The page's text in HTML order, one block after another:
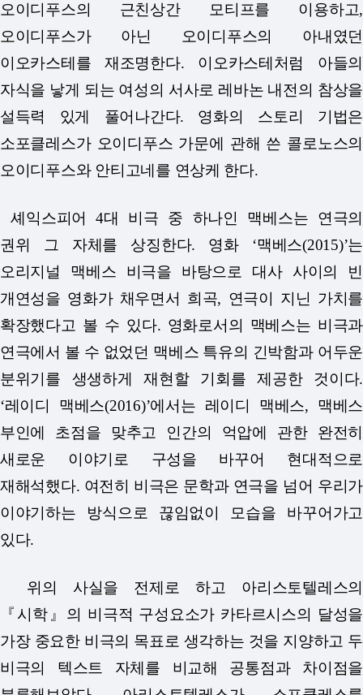
오이디푸스의 근친상간 모티프를 이용하고,
오이디푸스가 아닌 오이디푸스의 아내였던
이오카스테를 재조명한다. 이오카스테처럼 아들의
자식을 낳게 되는 여성의 서사로 레바논 내전의 참상을
설득력 있게 풀어나간다. 영화의 스토리 기법은
소포클레스가 오이디푸스 가문에 관해 쓴 콜로노스의
오이디푸스와 안티고네를 연상케 한다.
셰익스피어 4대 비극 중 하나인 맥베스는 연극의
권위 그 자체를 상징한다. 영화 ‘맥베스(2015)’는
오리지널 맥베스 비극을 바탕으로 대사 사이의 빈
개연성을 영화가 채우면서 희곡, 연극이 지닌 가치를
확장했다고 볼 수 있다. 영화로서의 맥베스는 비극과
연극에서 볼 수 없었던 맥베스 특유의 긴박함과 어두운
분위기를 생생하게 재현할 기회를 제공한 것이다.
‘레이디 맥베스(2016)’에서는 레이디 맥베스, 맥베스
부인에 초점을 맞추고 인간의 억압에 관한 완전히
새로운 이야기로 구성을 바꾸어 현대적으로
재해석했다. 여전히 비극은 문학과 연극을 넘어 우리가
이야기하는 방식으로 끊임없이 모습을 바꾸어가고
있다.
위의 사실을 전제로 하고 아리스토텔레스의
『시학』의 비극적 구성요소가 카타르시스의 달성을
가장 중요한 비극의 목표로 생각하는 것을 지양하고 두
비극의 텍스트 자체를 비교해 공통점과 차이점을